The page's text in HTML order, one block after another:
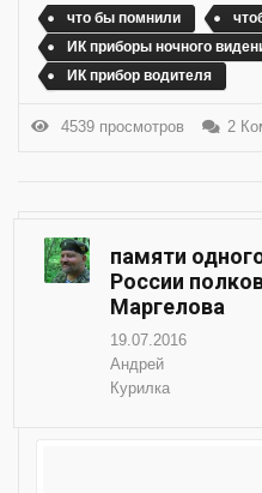
что бы помнили
ИК приборы ночного
ИК прибор водителя
4539 просмотров 2
памяти
России
Маргелова
19.07.2016
Андрей
Курилка